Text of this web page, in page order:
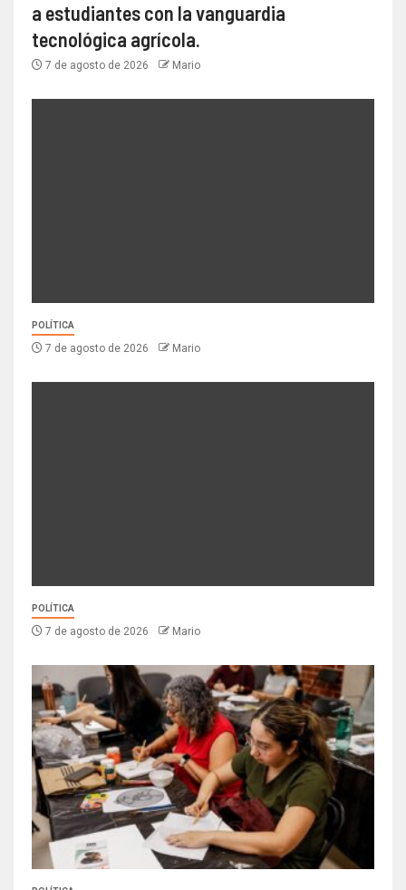
a estudiantes con la vanguardia
tecnológica agrícola.
7 de agosto de 2026 Mario
POLÍTICA
7 de agosto de 2026 Mario
POLÍTICA
7 de agosto de 2026 Mario